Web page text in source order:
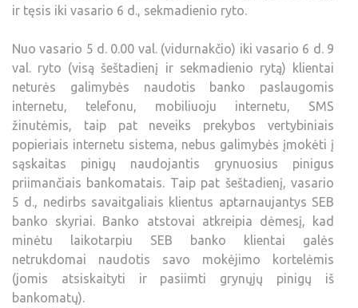
ir tęsis iki vasario 6 d., sekmadienio ryto.
Nuo vasario 5 d. 0.00 val. (vidurnakčio) iki vasario 6 d. 9
val. ryto (visą šeštadienį ir sekmadienio rytą) klientai
neturės galimybės naudotis banko paslaugomis
internetu, telefonu, mobiliuoju internetu, SMS
žinutėmis, taip pat neveiks prekybos vertybiniais
popieriais internetu sistema, nebus galimybės įmokėti į
sąskaitas pinigų naudojantis grynuosius pinigus
priimančiais bankomatais. Taip pat šeštadienį, vasario
5 d., nedirbs savaitgaliais klientus aptarnaujantys SEB
banko skyriai. Banko atstovai atkreipia dėmesį, kad
minėtu laikotarpiu SEB banko klientai galės
netrukdomai naudotis savo mokėjimo kortelėmis
(jomis atsiskaityti ir pasiimti grynųjų pinigų iš
bankomatų).